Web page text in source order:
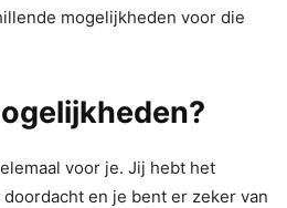
mogelijkheden voor die
voor je. Jij hebt het
en je bent er zeker van